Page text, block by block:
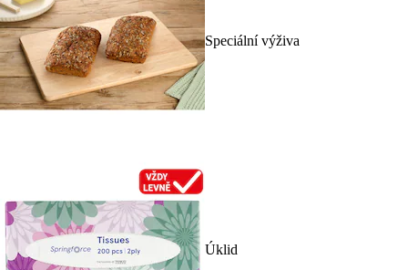
Speciální výživa
Úklid